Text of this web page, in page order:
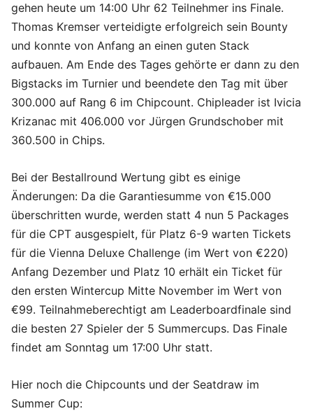
gehen heute um 14:00 Uhr 62 Teilnehmer ins Finale.
Thomas Kremser verteidigte erfolgreich sein Bounty
und konnte von Anfang an einen guten Stack
aufbauen. Am Ende des Tages gehörte er dann zu den
Bigstacks im Turnier und beendete den Tag mit über
300.000 auf Rang 6 im Chipcount. Chipleader ist Ivicia
Krizanac mit 406.000 vor Jürgen Grundschober mit
360.500 in Chips.
Bei der Bestallround Wertung gibt es einige
Änderungen: Da die Garantiesumme von €15.000
überschritten wurde, werden statt 4 nun 5 Packages
für die CPT ausgespielt, für Platz 6-9 warten Tickets
für die Vienna Deluxe Challenge (im Wert von €220)
Anfang Dezember und Platz 10 erhält ein Ticket für
den ersten Wintercup Mitte November im Wert von
€99. Teilnahmeberechtigt am Leaderboardfinale sind
die besten 27 Spieler der 5 Summercups. Das Finale
findet am Sonntag um 17:00 Uhr statt.
Hier noch die Chipcounts und der Seatdraw im
Summer Cup: